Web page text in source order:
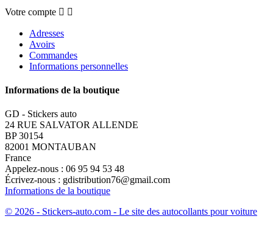
Votre compte  
Adresses
Avoirs
Commandes
Informations personnelles
Informations de la boutique
GD - Stickers auto
24 RUE SALVATOR ALLENDE
BP 30154
82001 MONTAUBAN
France
Appelez-nous : 06 95 94 53 48
Écrivez-nous : gdistribution76@gmail.com
Informations de la boutique
© 2026 - Stickers-auto.com - Le site des autocollants pour voiture